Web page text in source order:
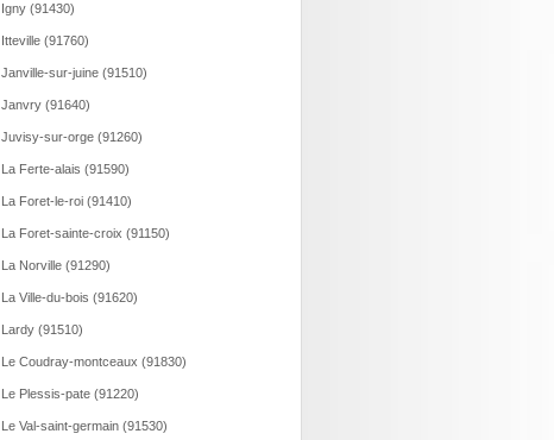
Igny (91430)
Itteville (91760)
Janville-sur-juine (91510)
Janvry (91640)
Juvisy-sur-orge (91260)
La Ferte-alais (91590)
La Foret-le-roi (91410)
La Foret-sainte-croix (91150)
La Norville (91290)
La Ville-du-bois (91620)
Lardy (91510)
Le Coudray-montceaux (91830)
Le Plessis-pate (91220)
Le Val-saint-germain (91530)